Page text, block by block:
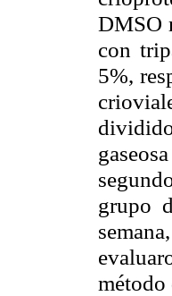
DMSO
con
5%,
grupo
método